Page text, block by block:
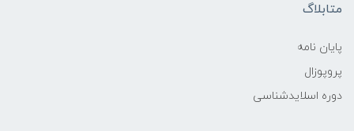
متابلاگ
پایان نامه
پروپوزال
دوره اسلایدشناسی